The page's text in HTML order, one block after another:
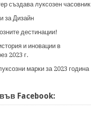
създава луксозен часовник
за Дизайн
дестинации!
и иновации в
2023 г.
марки за 2023 година
Facebook: